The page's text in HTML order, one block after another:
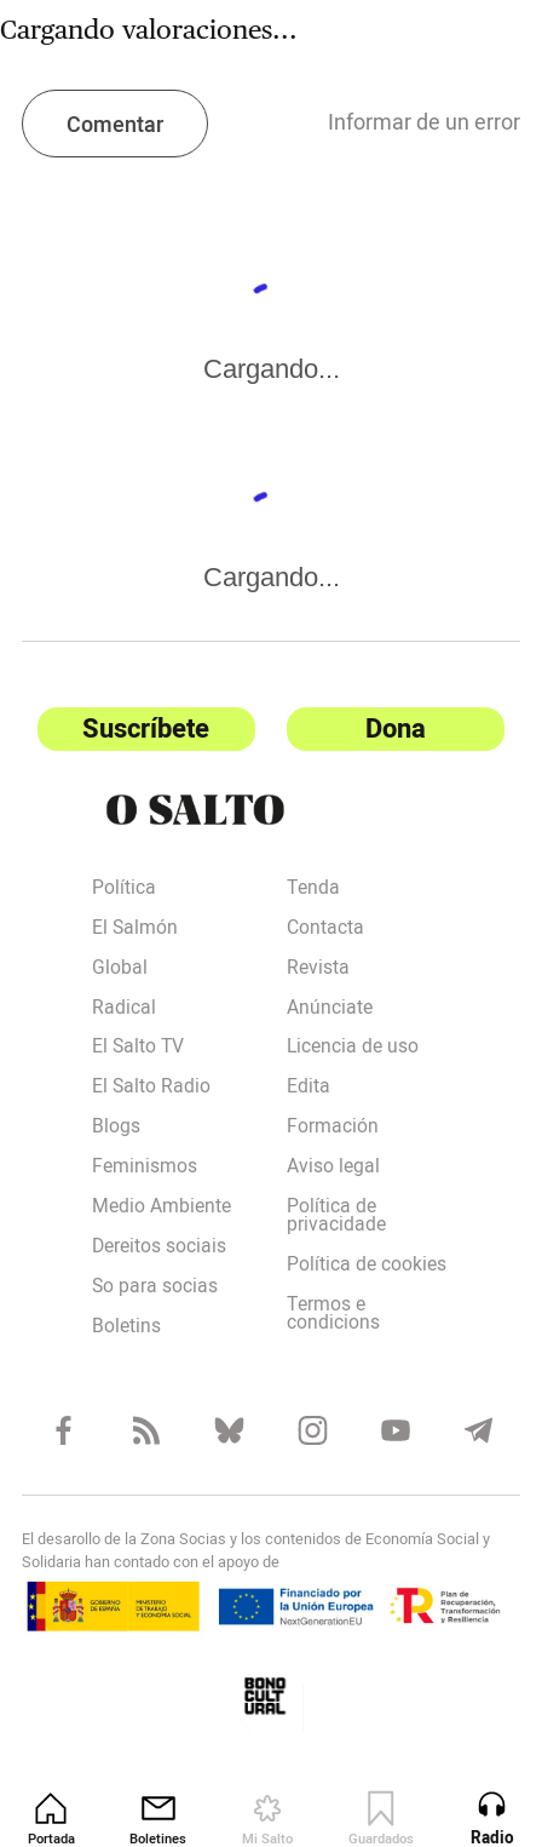
Portada Boletines Mi Salto Guardados Revista
Cargando valoraciones...
Comentar Informar de un error
Cargando...
Cargando...
Radio
Suscríbete Dona
Política
El Salmón
Global
Radical
El Salto TV
El Salto Radio
Blogs
Feminismos
Medio Ambiente
Dereitos sociais
So para socias
Boletins
Tenda
Contacta
Revista
Anúnciate
Licencia de uso
Edita
Formación
Aviso legal
Política de
privacidade
Política de cookies
Termos e
condicions
El desarollo de la Zona Socias y los contenidos de Economía Social y
Solidaria han contado con el apoyo de